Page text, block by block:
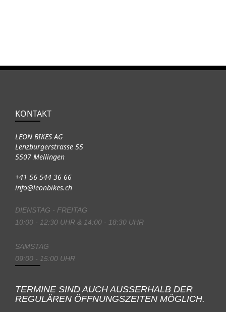
KONTAKT
LEON BIKES AG
Lenzburgerstrasse 55
5507 Mellingen
+41 56 544 36 66
info@leonbikes.ch
DIENSTAG - FREITAG
10:00 - 12:30 UHR & 14:00 - 18:30 UHR
SAMSTAG
09:00 - 15:00 UHR
TERMINE SIND AUCH AUSSERHALB DER
REGULÄREN ÖFFNUNGSZEITEN MÖGLICH.